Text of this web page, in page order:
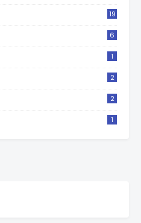
19
6
1
2
2
1